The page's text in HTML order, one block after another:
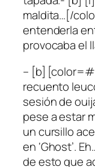
maldita…[/
entenderla
provocaba el
– [b]
recuento
sesión de
pese a estar
un cursillo
en ‘Ghost’.
de esto que